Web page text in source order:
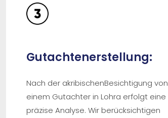
Gutachtenerstellung:
Nach der akribischenBesichtigung von
einem Gutachter in Lohra erfolgt eine
präzise Analyse. Wir berücksichtigen